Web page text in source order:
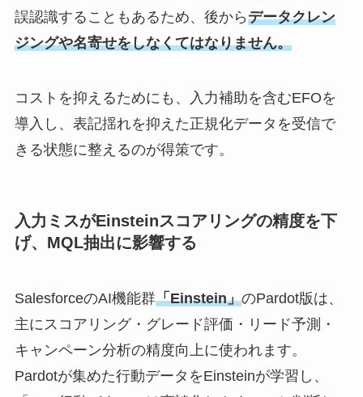
誤認識することもあるため、後からデータクレン
ジングや名寄せをしなくてはなりません。
コストを抑えるためにも、入力補助を含むEFOを
導入し、表記揺れを抑えた正規化データを受信で
きる状態に整えるのが得策です。
入力ミスがEinsteinスコアリングの精度を下
げ、MQL抽出に影響する
SalesforceのAI機能群「Einstein」のPardot版は、
主にスコアリング・グレード評価・リード予測・
キャンペーン分析の精度向上に使われます。
Pardotが集めた行動データをEinsteinが学習し、